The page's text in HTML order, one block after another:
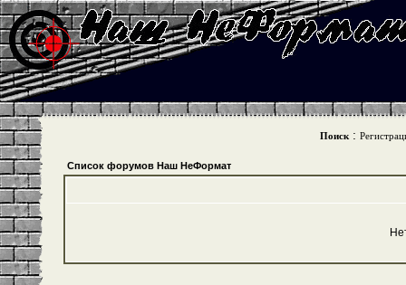
Поиск :
Список форумов Наш НеФормат